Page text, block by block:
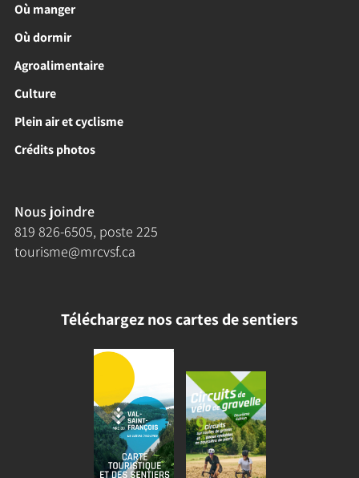
Où manger
Où dormir
Agroalimentaire
Culture
Plein air et cyclisme
Crédits photos
Nous joindre
819 826-6505, poste 225
tourisme@mrcvsf.ca
Téléchargez nos cartes de sentiers